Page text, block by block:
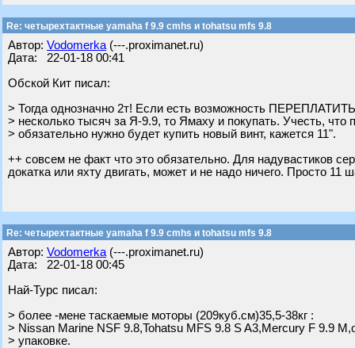
Re: четырехтактные yamaha f 9.9 cmhs и tohatsu mfs 9.8
Автор: Vodomerka (---.proximanet.ru)
Дата: 22-01-18 00:41
Обской Кит писал:
> Тогда однозначно 2т! Если есть возможность
> несколько тысяч за Я-9.9, то Ямаху и покупать. Учесть, что
> обязательно нужно будет купить новый винт, кажется 11".
++ совсем не факт что это обязательно. Для надувастиков
докатка или яхту двигать, может и не надо ничего. Просто
Re: четырехтактные yamaha f 9.9 cmhs и tohatsu mfs 9.8
Автор: Vodomerka (---.proximanet.ru)
Дата: 22-01-18 00:45
Най-Турс писал:
> более -мене таскаемые моторы (209куб.см)35,5-38кг :
> Nissan Marine NSF 9.8,Tohatsu MFS 9.8 S A3,Mercury F 9.9
> упаковке.